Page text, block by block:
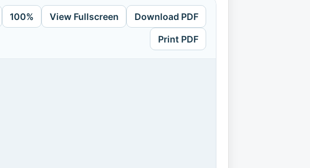
100% View Fullscreen Download PDF
Print PDF